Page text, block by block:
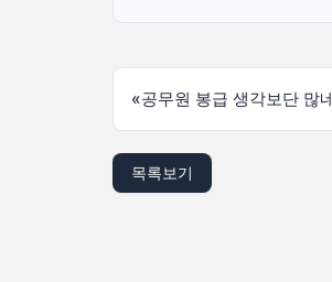
«공무원 봉급 생각보단 많
목록보기